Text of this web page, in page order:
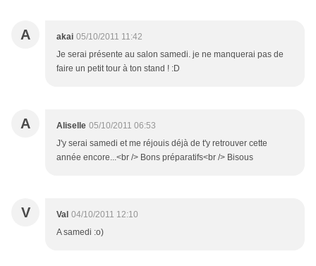
A akai 05/10/2011 11:42
Je serai présente au salon samedi. je ne manquerai pas de
faire un petit tour à ton stand ! :D
A Aliselle 05/10/2011 06:53
J'y serai samedi et me réjouis déjà de t'y retrouver cette
année encore...<br /> Bons préparatifs<br /> Bisous
V Val 04/10/2011 12:10
A samedi :o)